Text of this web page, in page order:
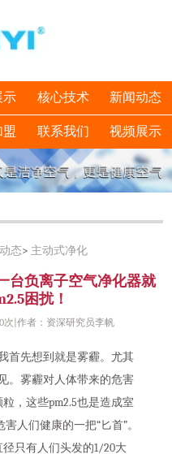
示 核心技术 新闻动态
盟 联系我们 视频展示
态> 主动式净化
台负离子空气净化器就
困扰！
0次|作者：资深研究员李帆
首先想到就是雾霾。尤其
。雾霾对人体带来的危害
，这些pm2.5也是造成室
人们健康的一把“匕首”。
只有人们头发的1/20大